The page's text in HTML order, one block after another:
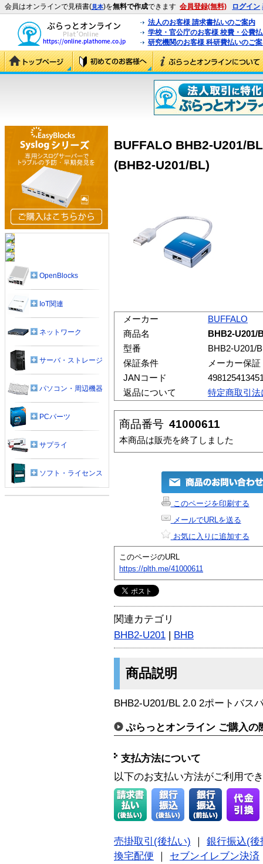
会員はオンラインで見積書(見本)を無料で作成できます 会員登録(無料) ログイン
法人のお客様 請求書払いのご案内
学校・官公庁のお客様 校費・公費
研究機関のお客様 科研費払いのご
BUFFALO BHB2-U201/
(BHB2-U201/BL)
メーカー
BUFFALO
商品名
BHB2-U201/
型番
BHB2-U201/
保証条件
メーカー保証
JANコード
返品について
特定商取引
商品番号 41000611
本商品は販売を終了しました
このページを印刷する
メールでURLを送る
お気に入りに追加する
このページのURL
https://plth.me/41000611
関連カテゴリ
BHB2-U201 | BHB
商品説明
BHB2-U201/BL 2.0 2ポートバス
ぷらっとオンライン ご購入の
支払方法について
以下のお支払い方法がご利用で
売掛取引(後払い)
銀行振込(後
換宅配便
セブンイレブン決済
OpenBlocks
IoT関連
ネットワーク
サーバ・ストレージ
パソコン・周辺機器
PCパーツ
サプライ
ソフト・ライセンス